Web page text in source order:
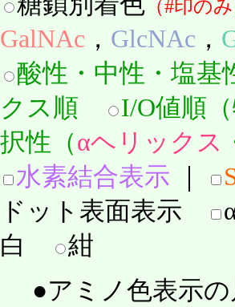
（#印のみ
GalNAc ， GlcNAc ，
酸性・中性・塩
クス順
I/O値順
択性（αヘリックス
水素結合表示
ドット表面表示
白
紺
●アミノ色表示の